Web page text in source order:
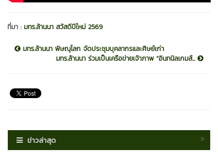
ที่มา : มทร.ล้านนา สวัสดีปีใหม่ 2569
มทร.ล้านนา พิษณุโลก จัดประชุมบุคลากรและศิษย์เก่า
มทร.ล้านนา ร่วมเป็นเครือข่ายเจ้าภาพ “อินทนิลเกมส์...
ข่าวล่าสุด